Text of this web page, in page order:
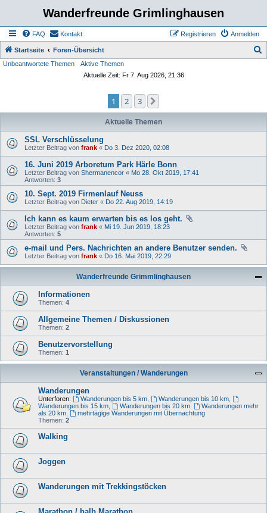
Wanderfreunde Grimlinghausen
FAQ Kontakt Anmelden
Registrieren
Startseite Foren-Übersicht
Unbeantwortete Themen
Aktive Themen
Aktuelle Zeit: Fr 7. Aug 2026, 21:36
1 2 3
Aktuelle Themen
SSL Verschlüsselung
Letzter Beitrag von frank « Do 3. Dez 2020, 02:08
16. Juni 2019 Arboretum Park Härle Bonn
Letzter Beitrag von Shermanencor « Mo 28. Okt 2019, 17:41
Antworten: 3
10. Sept. 2019 Firmenlauf Neuss
Letzter Beitrag von Dieter « Do 22. Aug 2019, 14:19
Ich kann es kaum erwarten bis es los geht.
Letzter Beitrag von frank « Mi 19. Jun 2019, 18:23
Antworten: 5
e-mail und Pers. Nachrichten an andere Benutzer senden.
Letzter Beitrag von frank « Do 16. Mai 2019, 22:29
Wanderfreunde Grimmlinghausen
Informationen
Themen: 4
Allgemeine Themen / Diskussionen
Themen: 2
Benutzervorstellung
Themen: 1
Veranstaltungen / Wanderungen
Wanderungen
Unterforen: Wanderungen bis 5 km, Wanderungen bis 10 km,
Wanderungen bis 15 km
Wanderungen bis 20 km,
Wanderungen mehr
als 20 km
mehrtägige Wanderungen mit Übernachtung
Themen: 2
Walking
Joggen
Wanderungen mit Trekkingstöcken
Marathon / halb Marathon